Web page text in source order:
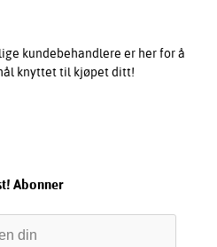
kundebehandlere er her for å
knyttet til kjøpet ditt!
Abonner